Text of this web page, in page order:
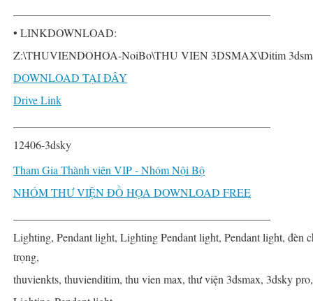
• LINKDOWNLOAD:
Z:\THUVIENDOHOA-NoiBo\THU VIEN 3DSMAX\Ditim
DOWNLOAD TẠI ĐÂY
Drive Link
12406-3dsky
Tham Gia Thành viên VIP - Nhóm Nội Bộ
NHÓM THƯ VIỆN ĐỒ HỌA DOWNLOAD FREE
Lighting, Pendant light, Lighting Pendant light, Pendant light, đèn
trọng,
thuvienkts, thuvienditim, thu vien max, thư viện 3dsmax, 3dsky